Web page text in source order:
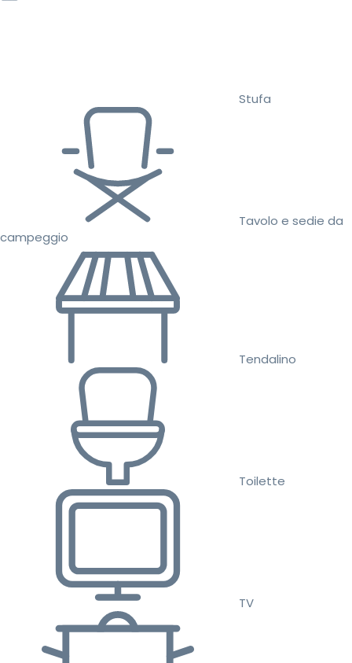
Stufa
Tavolo e sedie da
campeggio
Tendalino
Toilette
TV